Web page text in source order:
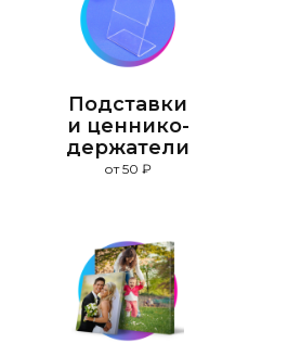
Подставки
и ценнико­
держатели
от 50 ₽